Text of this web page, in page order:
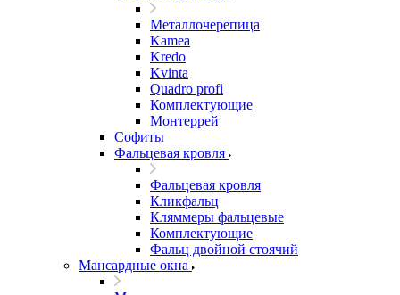
Металлочерепица
Kamea
Kredo
Kvinta
Quadro profi
Комплектующие
Монтеррей
Софиты
Фальцевая кровля
Фальцевая кровля
Кликфальц
Кляммеры фальцевые
Комплектующие
Фальц двойной стоячий
Мансардные окна